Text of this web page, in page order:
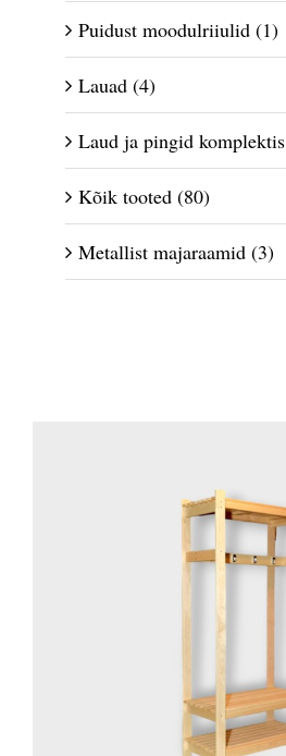
Puidust moodulriiulid (1)
Lauad (4)
Laud ja pingid komplektis
Kõik tooted (80)
Metallist majaraamid (3)